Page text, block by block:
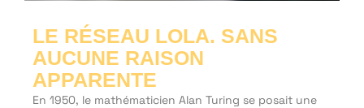
LE RÉSEAU LOLA. SANS
AUCUNE RAISON
APPARENTE
En 1950, le mathématicien Alan Turing se posait une